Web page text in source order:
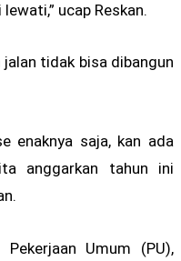
ucap Reskan.
jalan tidak bisa dibangun
enaknya saja, kan ada
anggarkan tahun ini
Umum (PU),